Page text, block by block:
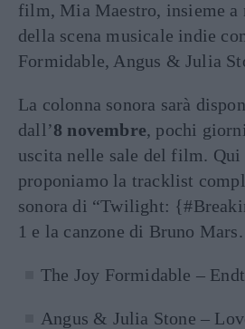
film, Mia Maestro, insieme a
della scena musicale indie
Formidable, Angus & Julia
La colonna sonora sarà
dall’8 novembre, pochi
uscita nelle sale del film.
proponiamo la tracklist
sonora di “Twilight:
1 e la canzone di Bruno Mars.
The Joy Formidable –
Angus & Julia Stone –